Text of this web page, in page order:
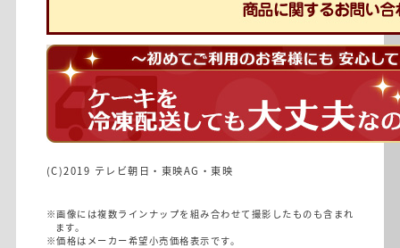
(C)2019 テレビ朝日・東映AG・東映
※画像には複数ラインナップを組み合わせて撮影したものも含まれ
ます。
※価格はメーカー希望小売価格表示です。